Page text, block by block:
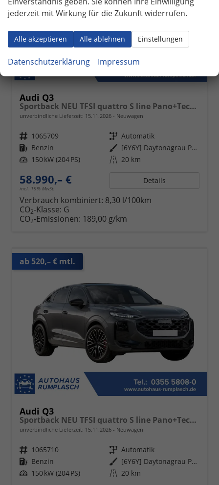
Audi Q3
Sportback NEU TFSI quattro S line Pano+TechPro+Matrix+AHK+HUD+Alu20+KlimaPlus+DCC+SONOS
unverbindliche Lieferzeit: 15.11.2026 Neuwagen
Fahrzeugnr. 1065709 Getriebe Automatik
Kraftstoff Benzin Außenfarbe
[6Y6Y] Daytonagrau Perleffekt
Leistung 150 kW (204 PS) Kilometerstand 20 km
58.990,– €
incl. 19% MwSt.
Details
Verbrauch kombiniert: 8,30 l/100km
CO2-Klasse: G
CO2-Emissionen: 189,00 g/km
ab 520,– € mtl.
Audi Q3
Sportback NEU TFSI quattro S line Pano+TechPro+Matrix+AHK+HUD+Alu20+KlimaPlus+DCC+SONOS
unverbindliche Lieferzeit: 15.11.2026 Neuwagen
Fahrzeugnr. 1065710 Getriebe Automatik
Kraftstoff Benzin Außenfarbe
[6Y6Y] Daytonagrau Perleffekt
Leistung 150 kW (204 PS) Kilometerstand 20 km
jederzeit mit Wirkung für die Zukunft widerrufen.
Alle akzeptieren Alle ablehnen Einstellungen
Datenschutzerklärung Impressum